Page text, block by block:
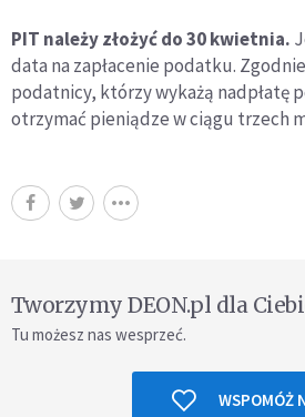
PIT należy złożyć do 30 kwietnia.
data na zapłacenie podatku.
podatnicy, którzy wykażą nadpłatę
otrzymać pieniądze w ciągu trzech
Tworzymy DEON.pl dla
Tu możesz nas wesprzeć.
WSPOMÓŻ